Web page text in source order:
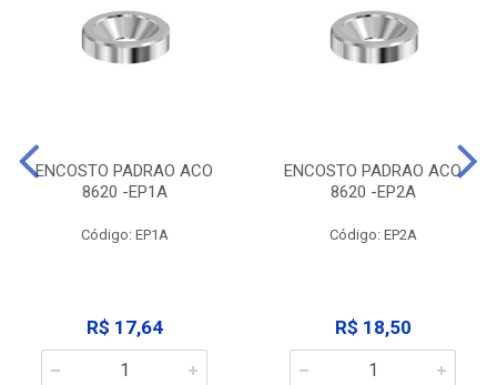
ENCOSTO PADRAO ACO
8620 -EP1A
Código: EP1A
R$ 17,64
ENCOSTO PADRAO ACO
8620 -EP2A
Código: EP2A
R$ 18,50